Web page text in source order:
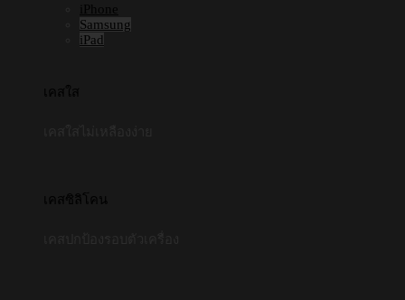
iPhone
Samsung
iPad
เคสใส
เคสซิลิโคน